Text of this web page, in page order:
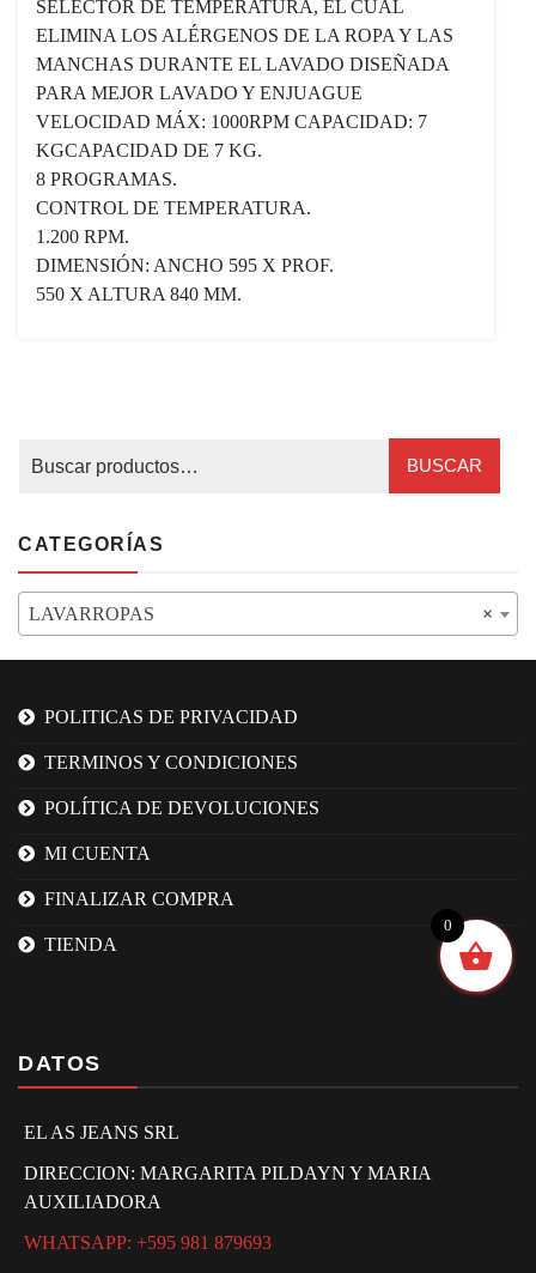
SELECTOR DE TEMPERATURA, EL CUAL
ELIMINA LOS ALÉRGENOS DE LA ROPA Y LAS
MANCHAS DURANTE EL LAVADO DISEÑADA
PARA MEJOR LAVADO Y ENJUAGUE
VELOCIDAD MÁX: 1000RPM CAPACIDAD: 7
KGCAPACIDAD DE 7 KG.
8 PROGRAMAS.
CONTROL DE TEMPERATURA.
1.200 RPM.
DIMENSIÓN: ANCHO 595 X PROF.
550 X ALTURA 840 MM.
BUSCAR
CATEGORÍAS
×
LAVARROPAS
POLITICAS DE PRIVACIDAD
TERMINOS Y CONDICIONES
POLÍTICA DE DEVOLUCIONES
MI CUENTA
FINALIZAR COMPRA
TIENDA
DATOS
EL AS JEANS SRL
DIRECCION: MARGARITA PILDAYN Y MARIA
AUXILIADORA
WHATSAPP: +595 981 879693
0